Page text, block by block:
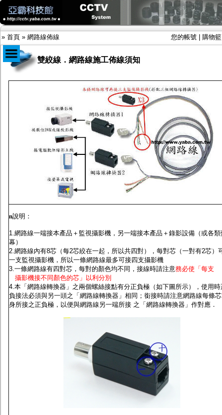
» 首頁 » 網路線佈線 您的帳號 購物籃
商品目錄
IP網路攝影機及錄放影機
AHD DVR數位錄放影機
AHD半球型(適用屋內)
AHD中小型紅外線攝影機(適用騎樓、室內外)
AHD防護罩型攝影機(適用屋外，紅外線照射
距離遠）
AHD特殊功能型攝影機
旋轉型攝影機.旋轉台
傳統高解析攝影機
多路攝影機單軸傳輸
網路設備
視訊轉換設備
雙絞線傳輸器
雜訊改善器
分配放大器
網路線用水晶頭
網路線
懶人線.同軸線.花線
集線盒.防水盒.配線盒
偽裝嚇阻假監視器. 警示防盜貼紙
行車紀錄器.車用插座配件
雙絞線．網路線施工佈線須知
n說明：
1.網路線一端接本產品＋監視攝影機，另一端接本產品＋錄影設備（或各類
幕）
2.網路線內有8芯（每2芯絞在一起，所以共四對），每對芯（一對有2芯）
一支監視攝影機，所以一條網路線最多可接四支攝影機
3.一條網路線有四對芯，每對的顏色均不同，接線時請注意務必使「每支
攝影機接不同顏色的芯」以利分別
4.本「網路線轉換器」之兩個螺絲接點有分正負極 （如下圖所示），使用時
負接法必須與另一頭之「網路線轉換器」相同；銜接時請注意網路線每條
身所接之正負極，以便與網路線另一端所接 之「網路線轉換器」作對應．